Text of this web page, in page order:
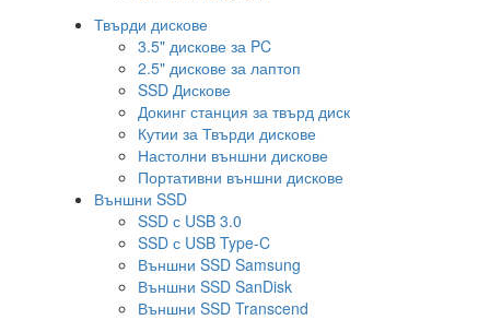
Твърди дискове
3.5" дискове за PC
2.5" дискове за лаптоп
SSD Дискове
Докинг станция за твърд диск
Кутии за Твърди дискове
Настолни външни дискове
Портативни външни дискове
Външни SSD
SSD с USB 3.0
SSD с USB Type-C
Външни SSD Samsung
Външни SSD SanDisk
Външни SSD Transcend